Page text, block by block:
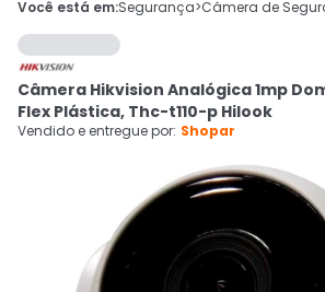
 Olá. Acesse sua conta
 Departamentos
Cupons
Ativar tradutor em libras
CADASTRE-SE
Você está em:Segurança>Câmera de
Câmera Hikvision Analógica 1mp
Flex Plástica, Thc-t110-p Hilook
Vendido e entregue por: Shopar